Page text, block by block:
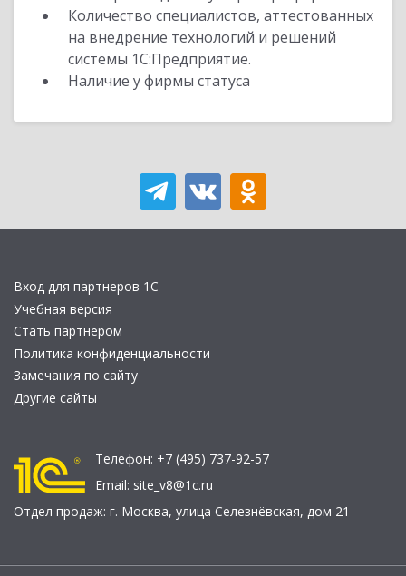
Количество специалистов, аттестованных
на внедрение технологий и решений
системы 1С:Предприятие.
Наличие у фирмы статуса
Вход для партнеров 1С
Учебная версия
Стать партнером
Политика конфиденциальности
Замечания по сайту
Другие сайты
Телефон: +7 (495) 737-92-57
Email: site_v8@1c.ru
Отдел продаж: г. Москва, улица Селезнёвская, дом 21